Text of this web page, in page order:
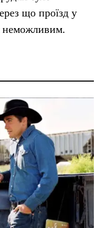
що проїзд у
неможливим.